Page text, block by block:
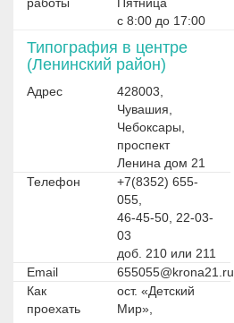
с 8:00 до 17:00
Типография в центре
(Ленинский район)
Адрес
428003,
Чувашия,
Чебоксары,
проспект
Ленина дом 21
Телефон
+7(8352) 655-
055,
46-45-50, 22-03-
03
доб. 210 или 211
Email
655055@krona21.ru
Как
проехать
ост. «Детский
Мир»,